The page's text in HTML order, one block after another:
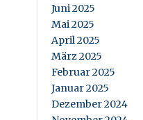
Juni 2025
Mai 2025
April 2025
März 2025
Februar 2025
Januar 2025
Dezember 2024